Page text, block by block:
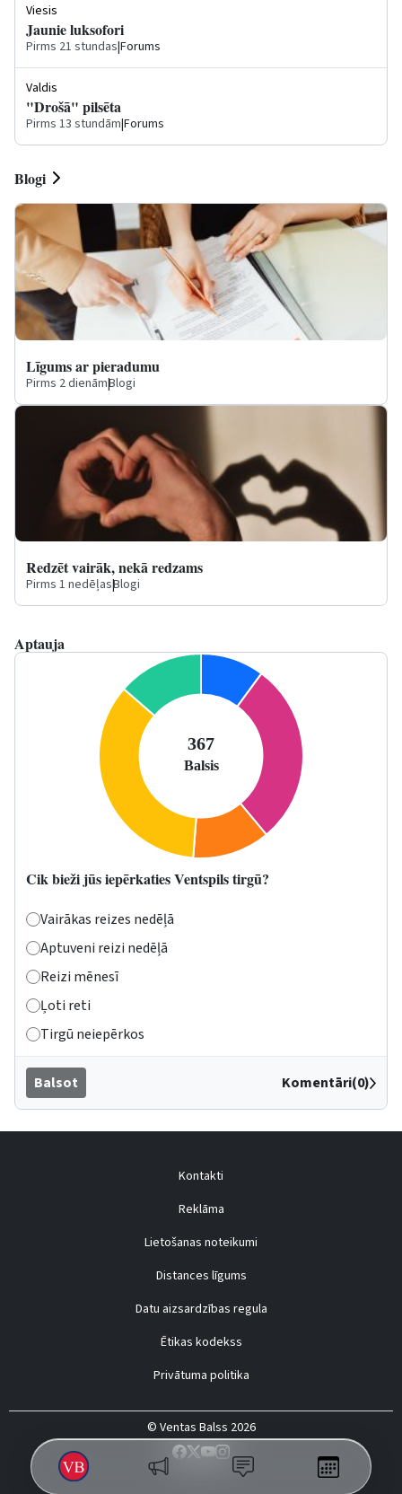
Viesis
Jaunie luksofori
Pirms 21 stundas|Forums
Valdis
"Drošā" pilsēta
Pirms 13 stundām|Forums
Blogi
Līgums ar pieradumu
Pirms 2 dienām|Blogi
Redzēt vairāk, nekā redzams
Pirms 1 nedēļas|Blogi
Aptauja
Cik bieži jūs iepērkaties Ventspils tirgū?
Vairākas reizes nedēļā
Aptuveni reizi nedēļā
Reizi mēnesī
Ļoti reti
Tirgū neiepērkos
Balsot Komentāri(0)
Kontakti
Reklāma
Lietošanas noteikumi
Distances līgums
Datu aizsardzības regula
Ētikas kodekss
Privātuma politika
© Ventas Balss 2026